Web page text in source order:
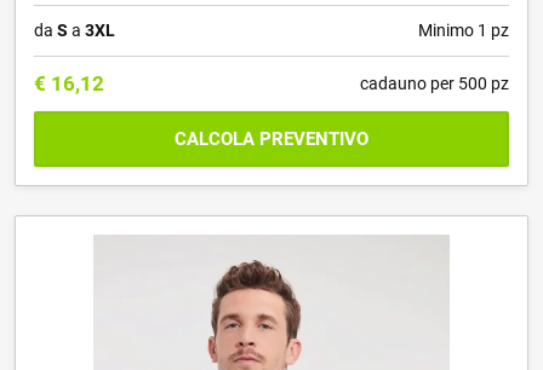
da S a 3XL Minimo 1 pz
€ 16,12 cadauno per 500 pz
CALCOLA PREVENTIVO